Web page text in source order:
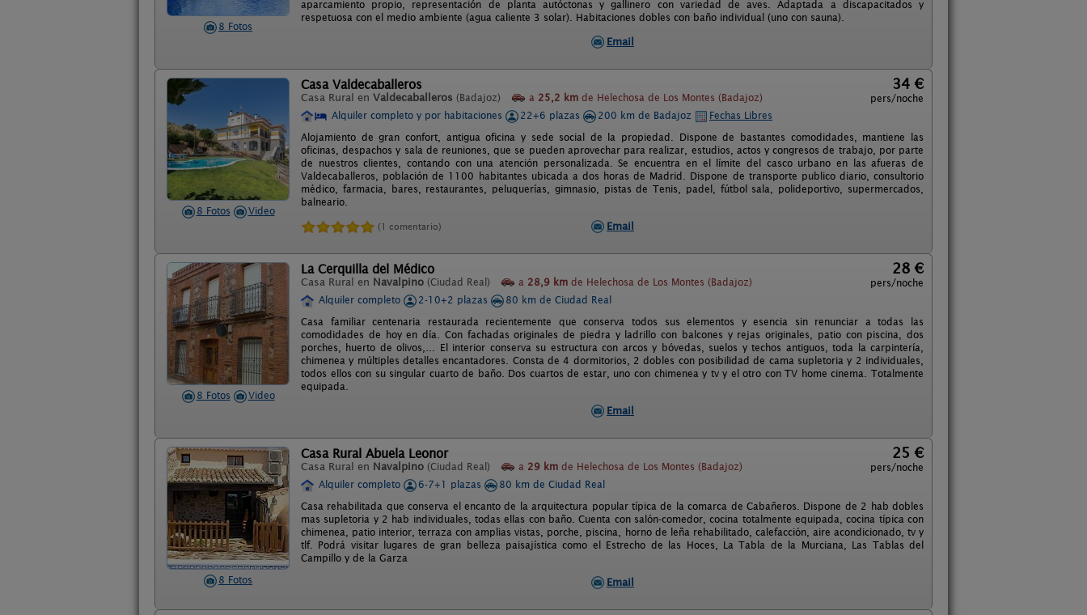
8 Fotos
aparcamiento propio, representación de planta autóctonas y gallinero con variedad de aves. Adaptada a discapacitados y
respetuosa con el medio ambiente (agua caliente 3 solar). Habitaciones dobles con baño individual (uno con sauna).
Email
8 Fotos Video
Casa Valdecaballeros
Casa Rural en Valdecaballeros (Badajoz) a 25,2 km de Helechosa de Los Montes (Badajoz)
34 €
pers/noche
Alquiler completo y por habitaciones
22+6 plazas 200 km de Badajoz
Fechas Libres
Alojamiento de gran confort, antigua oficina y sede social de la propiedad. Dispone de bastantes comodidades, mantiene las
oficinas, despachos y sala de reuniones, que se pueden aprovechar para realizar, estudios, actos y congresos de trabajo, por parte
de nuestros clientes, contando con una atención personalizada. Se encuentra en el límite del casco urbano en las afueras de
Valdecaballeros, población de 1100 habitantes ubicada a dos horas de Madrid. Dispone de transporte publico diario, consultorio
médico, farmacia, bares, restaurantes, peluquerías, gimnasio, pistas de Tenis, padel, fútbol sala, polideportivo, supermercados,
balneario.
(1 comentario) Email
8 Fotos Video
La Cerquilla del Médico
Casa Rural en Navalpino (Ciudad Real) a 28,9 km de Helechosa de Los Montes (Badajoz)
28 €
pers/noche
Alquiler completo
2-10+2 plazas
80 km de Ciudad Real
Casa familiar centenaria restaurada recientemente que conserva todos sus elementos y esencia sin renunciar a todas las
comodidades de hoy en día. Con fachadas originales de piedra y ladrillo con balcones y rejas originales, patio con piscina, dos
porches, huerto de olivos,... El interior conserva su estructura con arcos y bóvedas, suelos y techos antiguos, toda la carpintería,
chimenea y múltiples detalles encantadores. Consta de 4 dormitorios, 2 dobles con posibilidad de cama supletoria y 2 individuales,
todos ellos con su singular cuarto de baño. Dos cuartos de estar, uno con chimenea y tv y el otro con TV home cinema. Totalmente
equipada.
Email
8 Fotos
Casa Rural Abuela Leonor
Casa Rural en Navalpino (Ciudad Real) a 29 km de Helechosa de Los Montes (Badajoz)
25 €
pers/noche
Alquiler completo
6-7+1 plazas
80 km de Ciudad Real
Casa rehabilitada que conserva el encanto de la arquitectura popular típica de la comarca de Cabañeros. Dispone de 2 hab dobles
mas supletoria y 2 hab individuales, todas ellas con baño. Cuenta con salón-comedor, cocina totalmente equipada, cocina típica con
chimenea, patio interior, terraza con amplias vistas, porche, piscina, horno de leña rehabilitado, calefacción, aire acondicionado, tv y
tlf. Podrá visitar lugares de gran belleza paisajística como el Estrecho de las Hoces, La Tabla de la Murciana, Las Tablas del
Campillo y de la Garza
Email